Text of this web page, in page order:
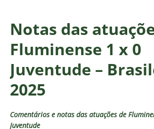
Notas das
Fluminense 1 x 0
Juventude –
2025
Comentários e notas das atuações de
Juventude